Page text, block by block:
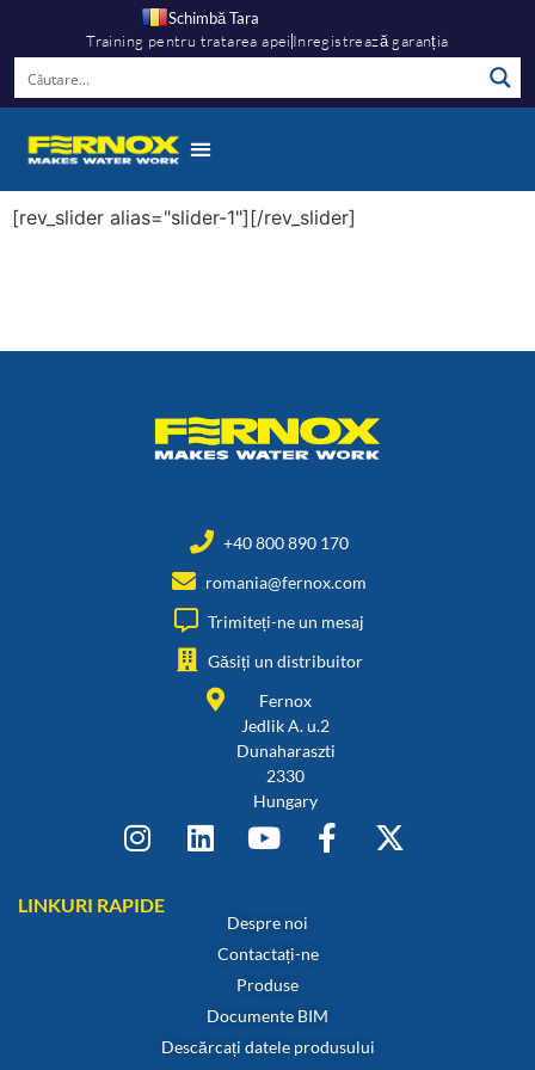
Schimbă Tara
Training pentru tratarea apei Inregistrează garanția
[rev_slider alias="slider-1"][/rev_slider]
+40 800 890 170
romania@fernox.com
Trimiteți-ne un mesaj
Găsiți un distribuitor
Fernox
Jedlik A. u.2
Dunaharaszti
2330
Hungary
LINKURI RAPIDE
Despre noi
Contactați-ne
Produse
Documente BIM
Descărcați datele produsului